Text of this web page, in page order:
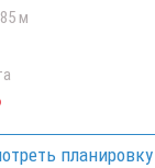
м
планировку